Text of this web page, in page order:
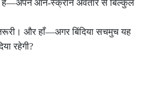
हैं—अपने ऑन-स्क्रीन अवतार से बिल्कुल
और हाँ—अगर बिंदिया सचमुच यह
रहेगी?